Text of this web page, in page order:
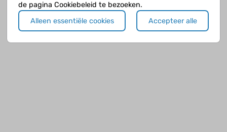
de pagina Cookiebeleid te bezoeken.
Alleen essentiële cookies
Accepteer alle